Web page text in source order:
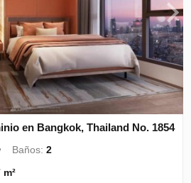
en Bangkok, Thailand No. 1854
Baños:2
m²